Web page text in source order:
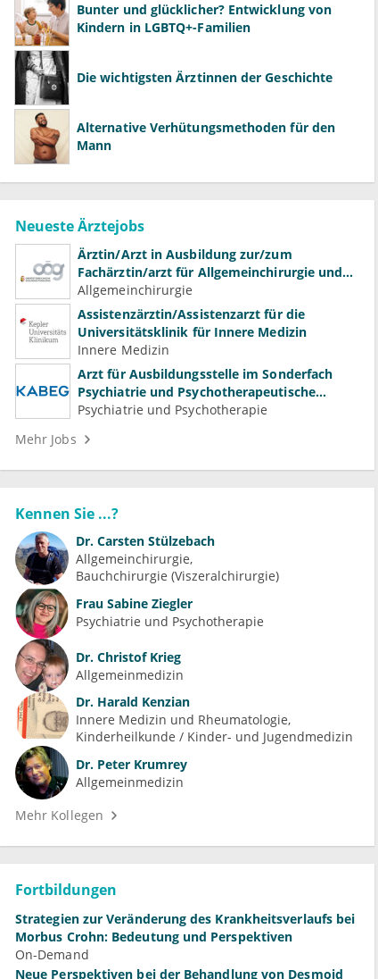
Bunter und glücklicher? Entwicklung von
Kindern in LGBTQ+-Familien
Die wichtigsten Ärztinnen der Geschichte
Alternative Verhütungsmethoden für den
Mann
Neueste Ärztejobs
Ärztin/Arzt in Ausbildung zur/zum
Fachärztin/arzt für Allgemeinchirurgie und
Gefäßchirurgie
Allgemeinchirurgie
Assistenzärztin/Assistenzarzt für die
Universitätsklinik für Innere Medizin
Innere Medizin
Arzt für Ausbildungsstelle im Sonderfach
Psychiatrie und Psychotherapeutische
Medizin (m/w/d)
Psychiatrie und Psychotherapie
Mehr Jobs
Kennen Sie ...?
Dr. Carsten Stülzebach
Allgemeinchirurgie
Bauchchirurgie (Viszeralchirurgie)
Frau Sabine Ziegler
Psychiatrie und Psychotherapie
Dr. Christof Krieg
Allgemeinmedizin
Dr. Harald Kenzian
Innere Medizin und Rheumatologie
Kinderheilkunde / Kinder- und Jugendmedizin
Dr. Peter Krumrey
Allgemeinmedizin
Mehr Kollegen
Fortbildungen
Strategien zur Veränderung des Krankheitsverlaufs bei
Morbus Crohn: Bedeutung und Perspektiven
On-Demand
Neue Perspektiven bei der Behandlung von Desmoid